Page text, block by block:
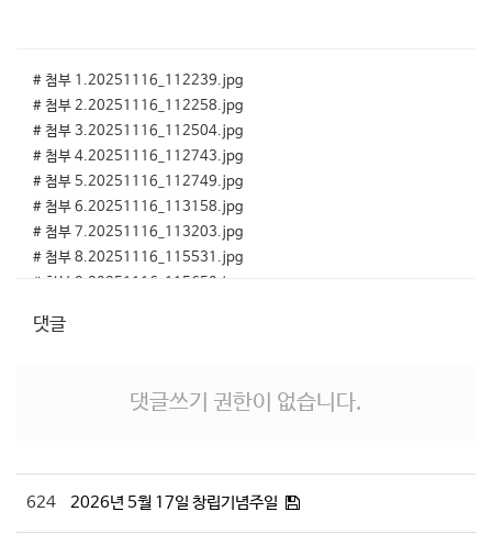
# 첨부 1.20251116_112239.jpg
# 첨부 2.20251116_112258.jpg
# 첨부 3.20251116_112504.jpg
# 첨부 4.20251116_112743.jpg
# 첨부 5.20251116_112749.jpg
# 첨부 6.20251116_113158.jpg
# 첨부 7.20251116_113203.jpg
# 첨부 8.20251116_115531.jpg
# 첨부 9.20251116_115650.jpg
# 첨부 11.20251116_115731.jpg
댓글
댓글쓰기 권한이 없습니다.
624 2026년 5월 17일 창립기념주일